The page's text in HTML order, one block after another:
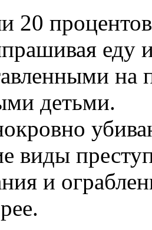
20
еду
на
детьми.
виды
и